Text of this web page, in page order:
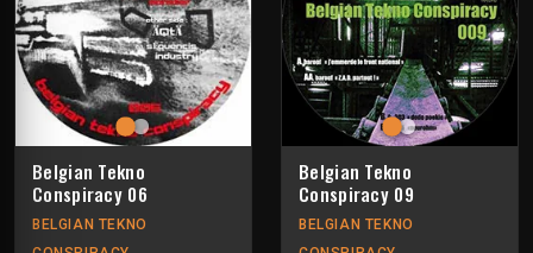
Belgian Tekno
Conspiracy 06
BELGIAN TEKNO
Belgian Tekno
Conspiracy 09
BELGIAN TEKNO